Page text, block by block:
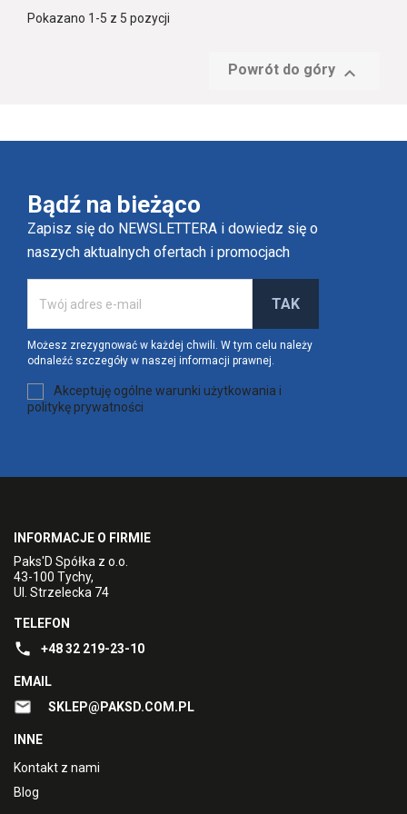
Pokazano 1-5 z 5 pozycji
Powrót do góry 
Bądź na bieżąco
Zapisz się do NEWSLETTERA i dowiedz się o
naszych aktualnych ofertach i promocjach
Możesz zrezygnować w każdej chwili. W tym celu należy
odnaleźć szczegóły w naszej informacji prawnej.
Akceptuję ogólne warunki użytkowania i
politykę prywatności
INFORMACJE O FIRMIE
Paks'D Spółka z o.o.
43-100 Tychy,
Ul. Strzelecka 74
TELEFON
+48 32 219-23-10
EMAIL
SKLEP@PAKSD.COM.PL
INNE
Kontakt z nami
Blog